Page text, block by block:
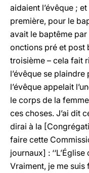
aidaient l’évêque ;
première, pour le
avait le baptême
onctions pré et post
troisième – cela fait
l’évêque se
l’évêque appelait
le corps de la
ces choses. J’ai dit
dirai à la
faire cette
journaux] :
Vraiment, je me suis